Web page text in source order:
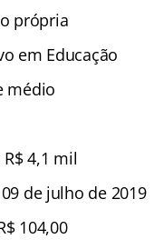
própria
em Educação
médio
4,1 mil
de julho de 2019
104,00